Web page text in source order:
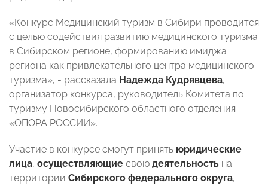
«Конкурс Медицинский туризм в Сибири проводится
с целью содействия развитию медицинского туризма
в Сибирском регионе, формированию имиджа
региона как привлекательного центра медицинского
туризма», - рассказала Надежда Кудрявцева,
организатор конкурса, руководитель Комитета по
туризму Новосибирского областного отделения
«ОПОРА РОССИИ».
Участие в конкурсе смогут принять юридические
лица, осуществляющие свою деятельность на
территории Сибирского федерального округа,